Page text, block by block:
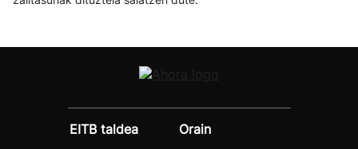
EITB taldea
Orain